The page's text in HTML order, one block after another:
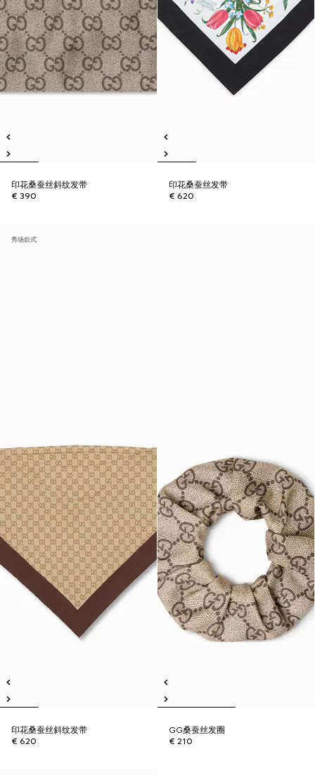
印花桑蚕丝斜纹发带
€ 390
印花桑蚕丝发带
€ 620
秀场款式
印花桑蚕丝斜纹发带
€ 620
GG桑蚕丝发圈
€ 210